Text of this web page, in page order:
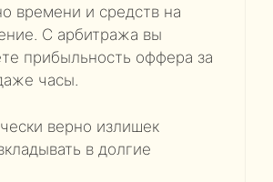
времени и средств на
С арбитража вы
прибыльность оффера за
часы.
верно излишек
в долгие